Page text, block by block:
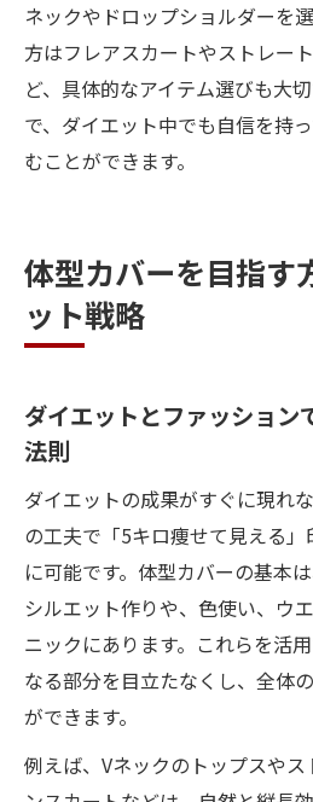
ネックやドロップショルダーを
方はフレアスカートやストレー
ど、具体的なアイテム選びも大
で、ダイエット中でも自信を持
むことができます。
体型カバーを目指す
ット戦略
ダイエットとファッション
法則
ダイエットの成果がすぐに現れ
の工夫で「5キロ痩せて見える
に可能です。体型カバーの基本
シルエット作りや、色使い、ウ
ニックにあります。これらを活
なる部分を目立たなくし、全体
ができます。
例えば、Vネックのトップスや